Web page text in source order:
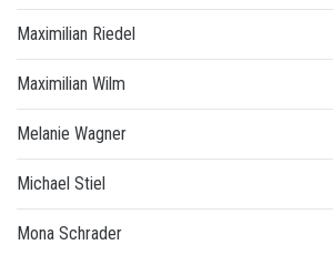
Maximilian Riedel
Maximilian Wilm
Melanie Wagner
Michael Stiel
Mona Schrader